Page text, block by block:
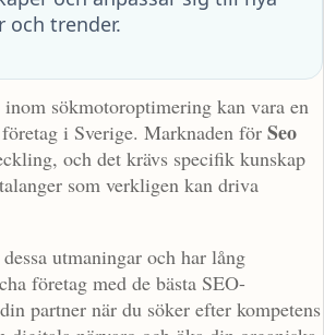
och trender.
sökmotoroptimering kan vara en
i Sverige. Marknaden för Seo
och det krävs specifik kunskap
som verkligen kan driva
utmaningar och har lång
företag med de bästa SEO-
partner när du söker efter kompetens